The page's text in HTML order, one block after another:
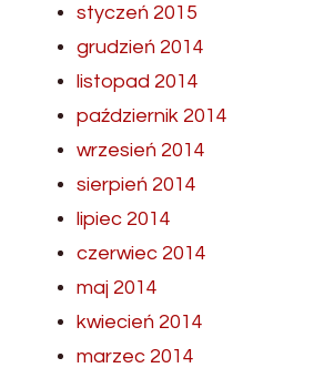
styczeń 2015
grudzień 2014
listopad 2014
październik 2014
wrzesień 2014
sierpień 2014
lipiec 2014
czerwiec 2014
maj 2014
kwiecień 2014
marzec 2014